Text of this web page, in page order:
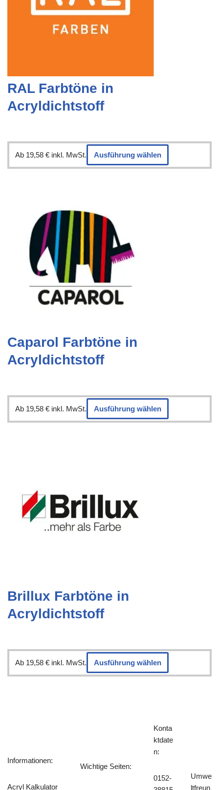
RAL Farbtöne in
Acryldichtstoff
Ab 19,58 € inkl. MwSt. Ausführung wählen
Caparol Farbtöne in
Acryldichtstoff
Ab 19,58 € inkl. MwSt. Ausführung wählen
Brillux Farbtöne in
Acryldichtstoff
Ab 19,58 € inkl. MwSt. Ausführung wählen
Informationen:
Acryl Kalkulator
Wichtige Seiten:
Konta
ktdate
n:
0152-
Umwe
ltfreun